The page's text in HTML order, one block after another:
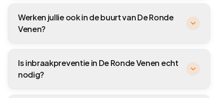
Werken jullie ook in de buurt van De Ronde
Venen?
Is inbraakpreventie in De Ronde Venen echt
nodig?